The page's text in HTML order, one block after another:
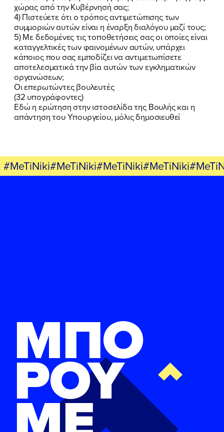
FB IN TW YT LN VB TIKTOK
χώρας από την Κυβέρνησή σας;
4) Πιστεύετε ότι ο τρόπος αντιμετώπισης των
συμμοριών αυτών είναι η έναρξη διαλόγου μαζί τους;
5) Με δεδομένες τις τοποθετήσεις σας οι οποίες είναι
καταγγελτικές των φαινομένων αυτών, υπάρχει
κάποιος που σας εμποδίζει να αντιμετωπίσετε
αποτελεσματικά την βία αυτών των εγκληματικών
οργανώσεων;
Οι επερωτώντες βουλευτές
(32 υπογράφοντες)
Εδώ η ερώτηση στην ιστοσελίδα της Βουλής και η
απάντηση του Υπουργείου, μόλις δημοσιευθεί
ΜΠΟ
ΡΟΥ